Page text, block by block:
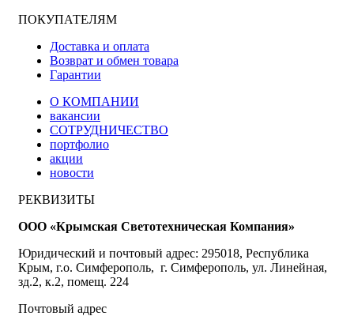
ПОКУПАТЕЛЯМ
Доставка и оплата
Возврат и обмен товара
Гарантии
О КОМПАНИИ
вакансии
СОТРУДНИЧЕСТВО
портфолио
акции
новости
РЕКВИЗИТЫ
ООО «Крымская Светотехническая Компания»
Юридический и почтовый адрес: 295018, Республика
Крым, г.о. Симферополь, г. Симферополь, ул. Линейная,
зд.2, к.2, помещ. 224
Почтовый адрес